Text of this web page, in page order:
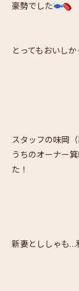
豪勢でした
とってもおいしか
スタッフの味岡
うちのオーナー
た！
新妻とししゃも…